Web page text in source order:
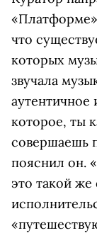
что
которых
звучала
аутентичное
которое, ты
совершаешь
пояснил он.
это такой же